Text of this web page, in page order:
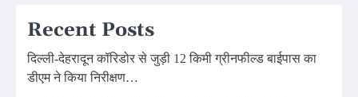
Recent Posts
दिल्ली-देहरादून कॉरिडोर से जुड़ी 12 किमी ग्रीनफील्ड बाईपास का
डीएम ने किया निरीक्षण…